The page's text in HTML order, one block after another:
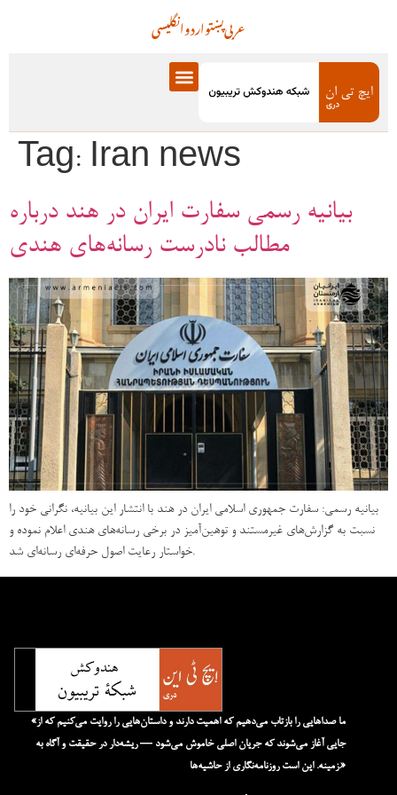
انگلیسیاردوپښتوعربی
Tag: Iran news
بیانیه رسمی سفارت ایران در هند درباره
مطالب نادرست رسانه‌های هندی
بیانیه رسمی: سفارت جمهوری اسلامی ایران در هند با انتشار این بیانیه، نگرانی خود را
نسبت به گزارش‌های غیرمستند و توهین‌آمیز در برخی رسانه‌های هندی اعلام نموده و
خواستار رعایت اصول حرفه‌ای رسانه‌ای شد.
«ما صداهایی را بازتاب می‌دهیم که اهمیت دارند و داستان‌هایی را روایت می‌کنیم که از
جایی آغاز می‌شوند که جریان اصلی خاموش می‌شود — ریشه‌دار در حقیقت و آگاه به
زمینه. این است روزنامه‌نگاری از حاشیه‌ها.»